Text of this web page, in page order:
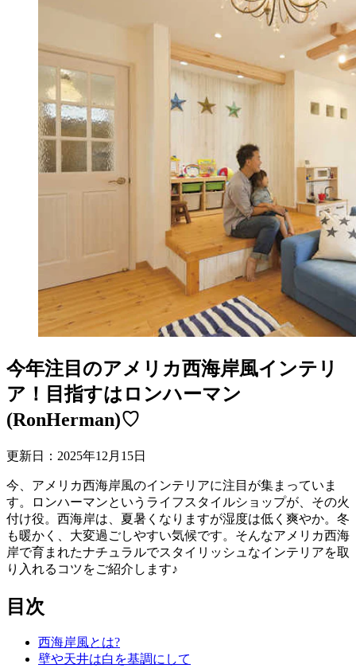
今年注目のアメリカ西海岸風インテリ
ア！目指すはロンハーマン
(RonHerman)♡
更新日： 2025年12 月 15日
今、アメリカ西海岸風のインテリアに注目が集まっていま
す。ロンハーマンというライフスタイルショップが、その火
付け役。西海岸は、夏暑くなりますが湿度は低く爽やか。冬
も暖かく、大変過ごしやすい気候です。そんなアメリカ西海
岸で育まれたナチュラルでスタイリッシュなインテリアを取
り入れるコツをご紹介します♪
目次
西海岸風とは?
壁や天井は白を基調にして